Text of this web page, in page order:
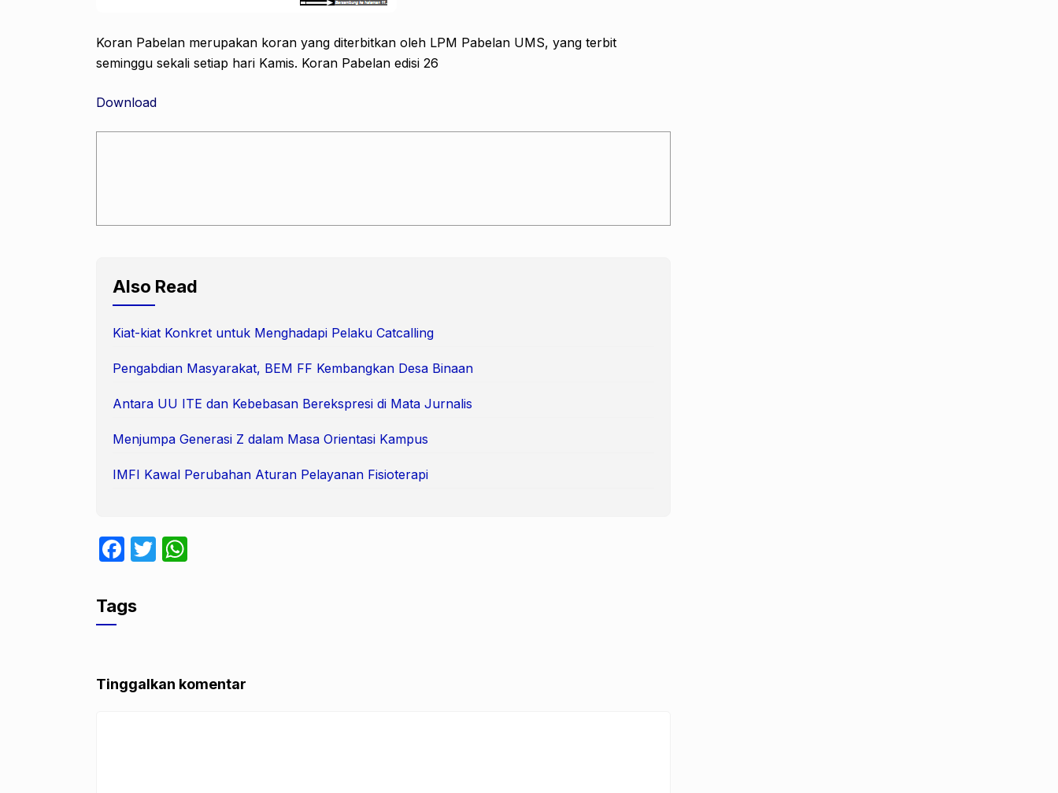
Koran Pabelan merupakan koran yang diterbitkan oleh LPM Pabelan UMS, yang terbit
seminggu sekali setiap hari Kamis. Koran Pabelan edisi 26
Download
Also Read
Kiat-kiat Konkret untuk Menghadapi Pelaku Catcalling
Pengabdian Masyarakat, BEM FF Kembangkan Desa Binaan
Antara UU ITE dan Kebebasan Berekspresi di Mata Jurnalis
Menjumpa Generasi Z dalam Masa Orientasi Kampus
IMFI Kawal Perubahan Aturan Pelayanan Fisioterapi
F
c
e
o
o
T
p
p
Tags
Tinggalkan komentar